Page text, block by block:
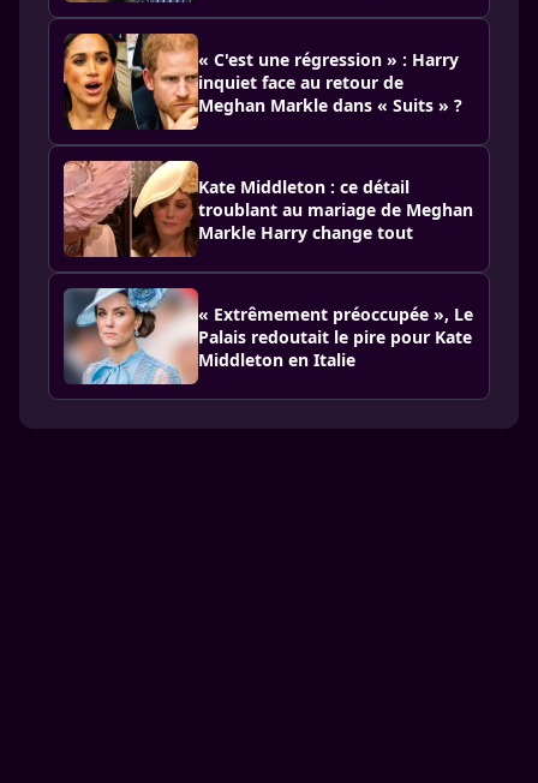
« C'est une régression » : Harry
inquiet face au retour de
Meghan Markle dans « Suits » ?
Kate Middleton : ce détail
troublant au mariage de Meghan
Markle Harry change tout
« Extrêmement préoccupée », Le
Palais redoutait le pire pour Kate
Middleton en Italie